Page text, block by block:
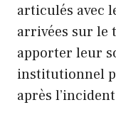
articulés avec
arrivées sur
apporter leur
institutionnel
après